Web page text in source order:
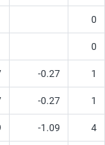
0
0
-0.27 1
-0.27 1
-1.09 4